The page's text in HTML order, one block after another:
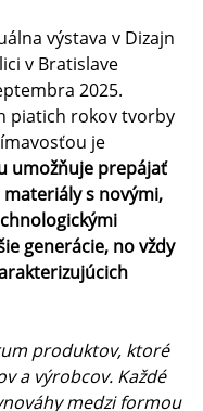
výstava v Dizajn
v Bratislave
2025.
piatich rokov tvorby
je
umožňuje prepájať
s novými,
generácie, no vždy
produktov, ktoré
a výrobcov. Každé
medzi formou